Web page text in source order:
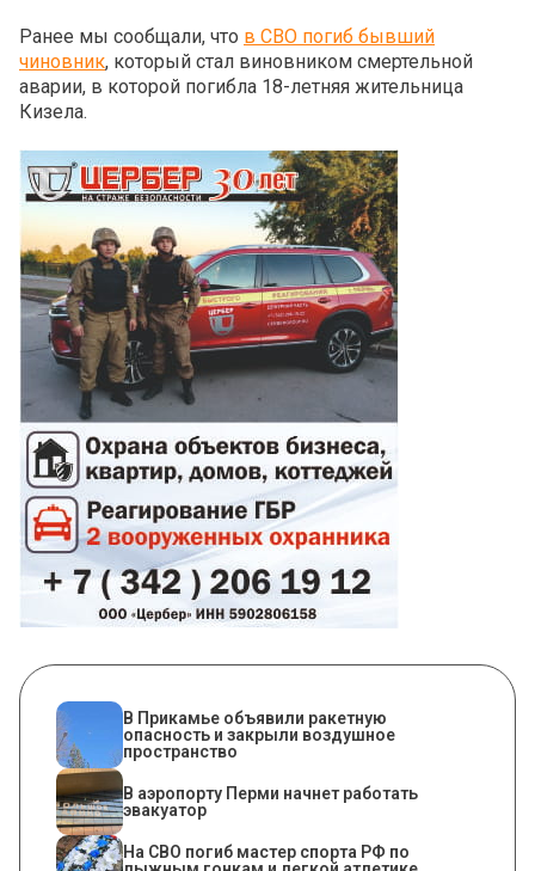
Ранее мы сообщали, что в СВО погиб бывший
чиновник, который стал виновником смертельной
аварии, в которой погибла 18-летняя жительница
Кизела.
В Прикамье объявили ракетную
опасность и закрыли воздушное
пространство
В аэропорту Перми начнет работать
эвакуатор
На СВО погиб мастер спорта РФ по